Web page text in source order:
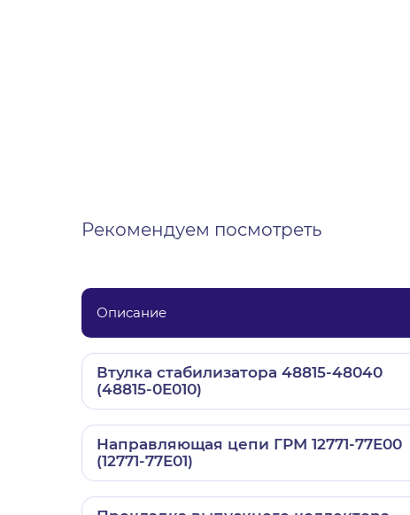
Рекомендуем посмотреть
Описание
Втулка стабилизатора 48815-48040
(48815-0E010)
Направляющая цепи ГРМ 12771-77E00
(12771-77E01)